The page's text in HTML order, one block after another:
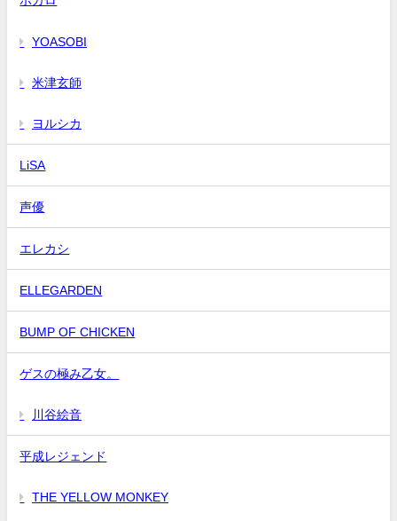
YOASOBI
米津玄師
ヨルシカ
LiSA
声優
エレカシ
ELLEGARDEN
BUMP OF CHICKEN
ゲスの極み乙女。
川谷絵音
平成レジェンド
THE YELLOW MONKEY